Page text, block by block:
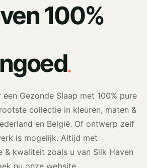
100%
.
Gezonde Slaap met 100% pure
collectie in kleuren, maten &
en België. Of ontwerp zelf
is mogelijk. Altijd met
& kwaliteit zoals u van Silk Haven
nu onze website.